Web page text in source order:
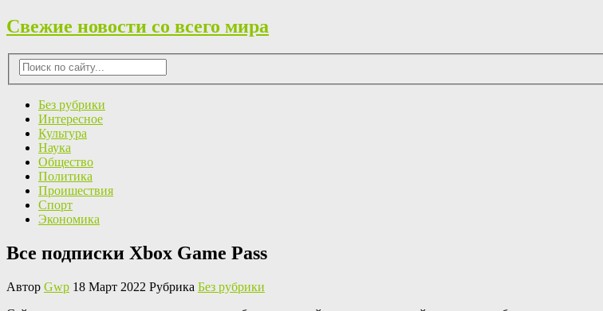
Свежие новости со всего мира
Без рубрики
Интересное
Культура
Наука
Общество
Политика
Проишествия
Спорт
Экономика
Все подписки Xbox Game Pass
Автор Gwp 18 Март 2022 Рубрика Без рубрики